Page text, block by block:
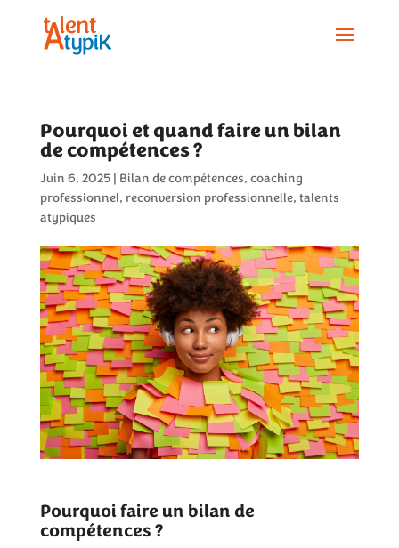
Pourquoi et quand faire un bilan
de compétences ?
Juin 6, 2025| Bilan de compétences, coaching
professionnel, reconversion professionnelle, talents
atypiques
Pourquoi faire un bilan de
compétences ?